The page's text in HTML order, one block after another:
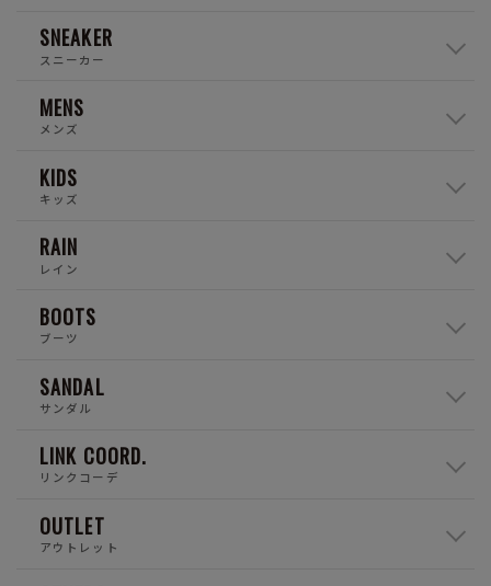
SNEAKER
スニーカー
MENS
メンズ
KIDS
キッズ
RAIN
レイン
BOOTS
ブーツ
SANDAL
サンダル
LINK COORD.
リンクコーデ
OUTLET
アウトレット